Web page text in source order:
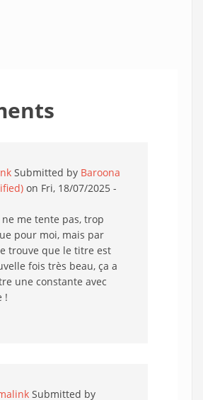
Submitted by Baroona
on Fri, 18/07/2025 -
ne me tente pas, trop
pour moi, mais par
trouve que le titre est
fois très beau, ça a
une constante avec
!
Submitted by